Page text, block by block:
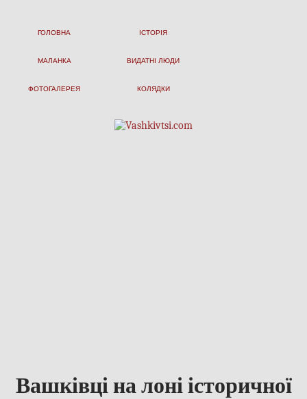
ГОЛОВНА ІСТОРІЯ
МАЛАНКА ВИДАТНІ ЛЮДИ
ФОТОГАЛЕРЕЯ КОЛЯДКИ
Вашківці на лоні історичної